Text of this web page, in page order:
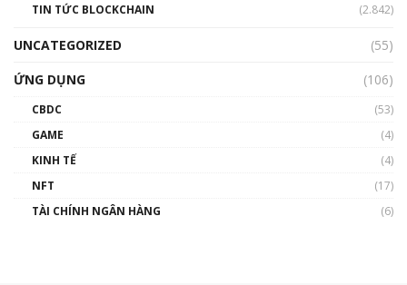
TIN TỨC BLOCKCHAIN
(2.842)
UNCATEGORIZED
(55)
ỨNG DỤNG
(106)
CBDC
(53)
GAME
(4)
KINH TẾ
(4)
NFT
(17)
TÀI CHÍNH NGÂN HÀNG
(6)